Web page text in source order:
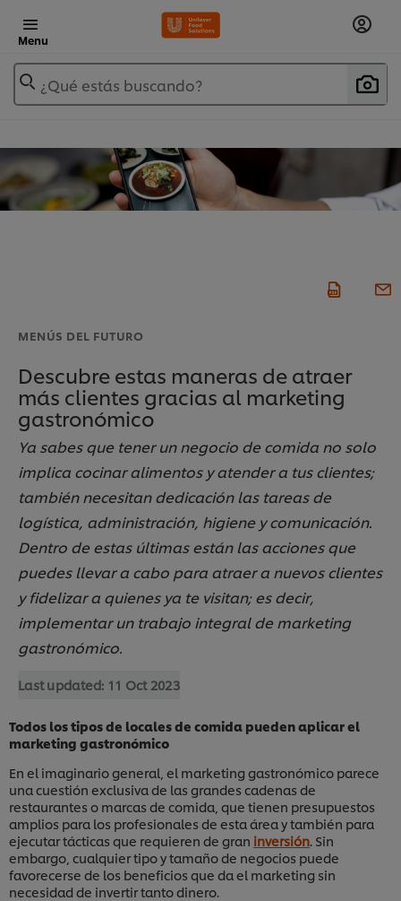
Menu
¿Qué estás buscando?
MENÚS DEL FUTURO
Descubre estas maneras de atraer
más clientes gracias al marketing
gastronómico
Ya sabes que tener un negocio de comida no solo
implica cocinar alimentos y atender a tus clientes;
también necesitan dedicación las tareas de
logística, administración, higiene y comunicación.
Dentro de estas últimas están las acciones que
puedes llevar a cabo para atraer a nuevos clientes
y fidelizar a quienes ya te visitan; es decir,
implementar un trabajo integral de marketing
gastronómico.
Last updated: 11 Oct 2023
Todos los tipos de locales de comida pueden aplicar el
marketing gastronómico
En el imaginario general, el marketing gastronómico parece
una cuestión exclusiva de las grandes cadenas de
restaurantes o marcas de comida, que tienen presupuestos
amplios para los profesionales de esta área y también para
ejecutar tácticas que requieren de gran inversión . Sin
embargo, cualquier tipo y tamaño de negocios puede
favorecerse de los beneficios que da el marketing sin
necesidad de invertir tanto dinero.